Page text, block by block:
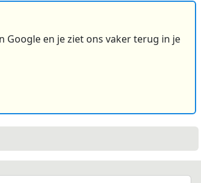
Google en je ziet ons vaker terug in je